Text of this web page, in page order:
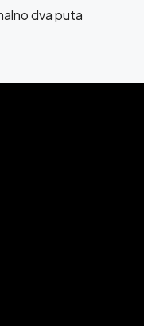
dva puta